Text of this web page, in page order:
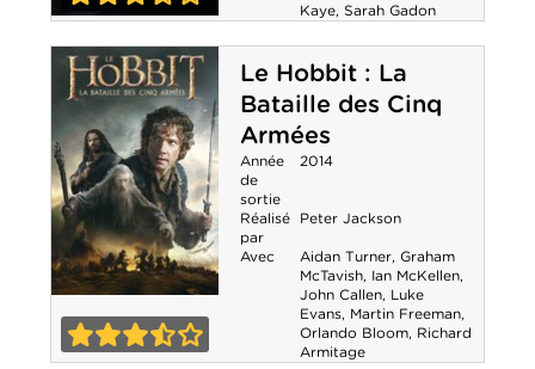
Kaye, Sarah Gadon
Le Hobbit : La
Bataille des Cinq
Armées
Le Hobbit : La
Bataille des Cinq
Année
de
sortie
2014
Réalisé
par
Peter Jackson
Avec Aidan Turner, Graham
McTavish, Ian McKellen,
John Callen, Luke
Evans, Martin Freeman,
Orlando Bloom, Richard
Armitage